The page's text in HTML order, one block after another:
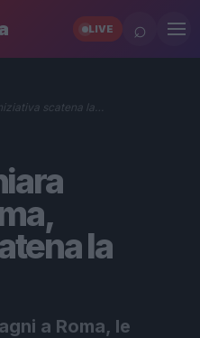
LIVE ⌕
scatena la…
la
a Roma, le